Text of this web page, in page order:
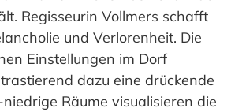
Regisseurin Vollmers schafft
und Verlorenheit. Die
Einstellungen im Dorf
dazu eine drückende
Räume visualisieren die